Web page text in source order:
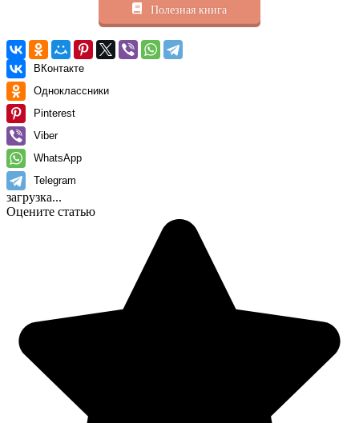
Полезная книга
ВКонтакте
Одноклассники
Pinterest
Viber
WhatsApp
Telegram
загрузка...
Оцените статью